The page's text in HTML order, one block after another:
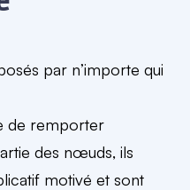
par n’importe qui
de remporter
des nœuds, ils
motivé et sont